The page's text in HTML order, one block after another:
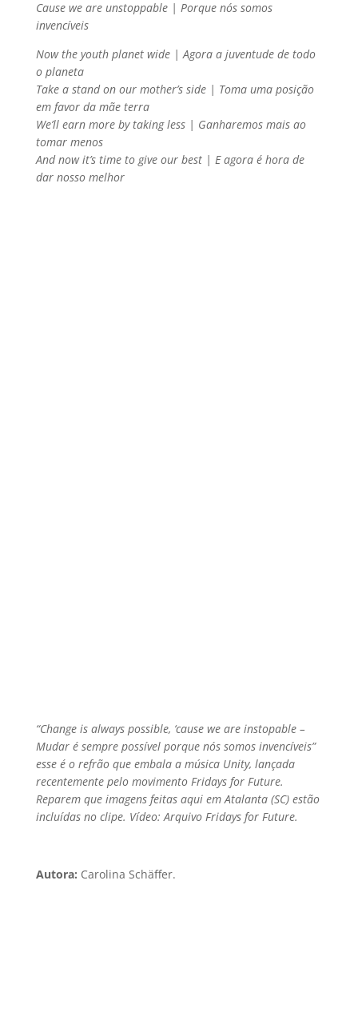
Cause we are unstoppable | Porque nós somos
invencíveis
Now the youth planet wide | Agora a juventude de todo
o planeta
Take a stand on our mother’s side | Toma uma posição
em favor da mãe terra
We’ll earn more by taking less | Ganharemos mais ao
tomar menos
And now it’s time to give our best | E agora é hora de
dar nosso melhor
“Change is always possible, ‘cause we are instopable –
Mudar é sempre possível porque nós somos invencíveis”
esse é o refrão que embala a música Unity, lançada
recentemente pelo movimento Fridays for Future.
Reparem que imagens feitas aqui em Atalanta (SC) estão
incluídas no clipe. Vídeo: Arquivo Fridays for Future.
Autora: Carolina Schäffer.